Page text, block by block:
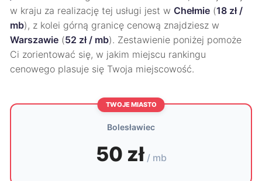
w kraju za realizację tej usługi jest w Chełmie (18 zł /
mb), z kolei górną granicę cenową znajdziesz w
Warszawie (52 zł / mb). Zestawienie poniżej pomoże
Ci zorientować się, w jakim miejscu rankingu
cenowego plasuje się Twoja miejscowość.
TWOJE MIASTO
Bolesławiec
50 zł / mb